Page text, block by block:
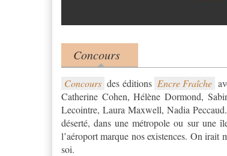
Product tabs
Concours
(onglet actif)
Concours des éditions Encre Fraîche
Catherine Cohen, Hélène Dormond,
Lecointre, Laura Maxwell, Nadia
déserté, dans une métropole ou sur une
l’aéroport marque nos existences. On irait
soi.